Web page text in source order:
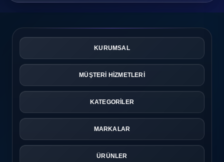
Daha Güçlü Performans
Elektrikli motor sistemi sayesinde sürekli ve güçlü su
Yüksek Su Kapasitesi
Bazı modeller 1000 ml'nin üzerinde su haznesine
sahiptir. Böylece daha uzun süre oyun keyfi yaşanabilir.
LED Işık ve Özel Efektler
KURUMSAL
MÜŞTERİ HİZMETLERİ
KATEGORİLER
MARKALAR
ÜRÜNLER